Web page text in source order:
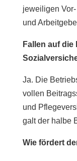
jeweiligen
und
Fallen auf
Ja. Die
vollen
und
galt der halbe
Wie fördert